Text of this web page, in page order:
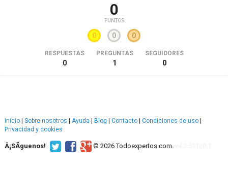
0
PUNTOS
0 0 0
RESPUESTAS
0
PREGUNTAS
1
SEGUIDORES
0
Inicio Sobre nosotros Ayuda Blog Contacto Condiciones de uso
Privacidad y cookies
Â¡SÃ­guenos! © 2026 Todoexpertos.com.